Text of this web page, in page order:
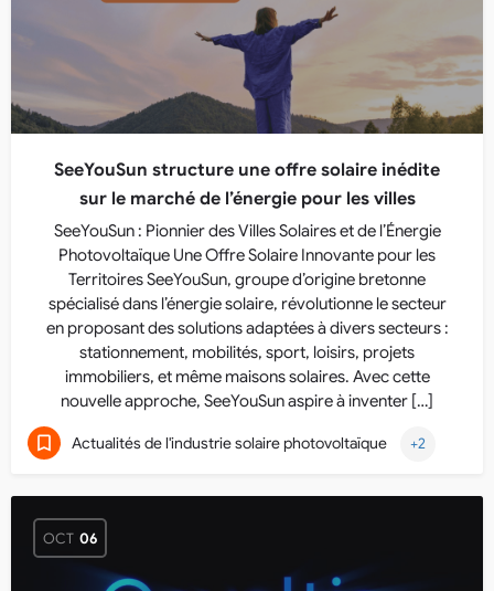
SeeYouSun structure une offre solaire inédite
sur le marché de l’énergie pour les villes
SeeYouSun : Pionnier des Villes Solaires et de l’Énergie
Photovoltaïque Une Offre Solaire Innovante pour les
Territoires SeeYouSun, groupe d’origine bretonne
spécialisé dans l’énergie solaire, révolutionne le secteur
en proposant des solutions adaptées à divers secteurs :
stationnement, mobilités, sport, loisirs, projets
immobiliers, et même maisons solaires. Avec cette
nouvelle approche, SeeYouSun aspire à inventer […]
Actualités de l'industrie solaire photovoltaïque +2
OCT 06